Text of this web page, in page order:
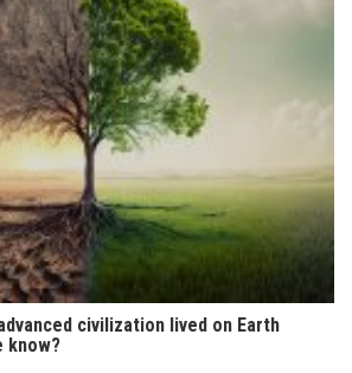
civilization lived on Earth
know?